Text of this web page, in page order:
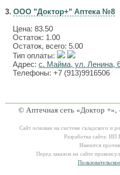
3. ООО "Доктор+" Аптека №8
Цена: 83.50
Остаток: 1.00
Остаток, всего: 5.00
Тип оплаты:
Адрес: с. Майма, ул. Ленина,
Телефоны: +7 (913)9916506
© Аптечная сеть «Доктор
Сайт основан на системе складского и
Разработка сайта: ИП
Имеются
Перед заказом на сайте